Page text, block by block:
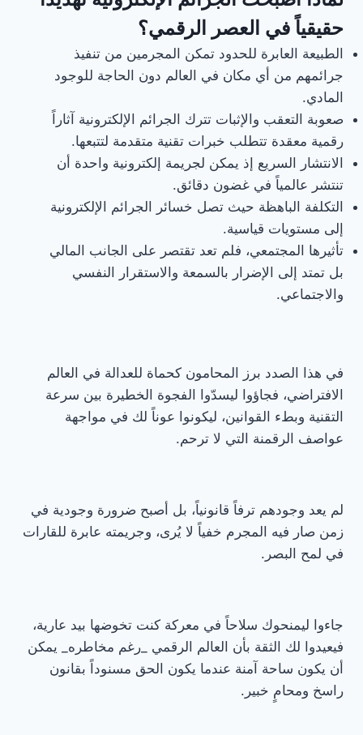
حقيقياً في العصر الرقمي؟
الطبيعة العابرة للحدود تمكن المجرمين من تنفيذ
جرائمهم من أي مكان في العالم دون الحاجة للوجود
المادي.
صعوبة التعقب والإثبات تترك الجرائم الإلكترونية آثاراً
رقمية معقدة تتطلب خبرات تقنية متقدمة لتتبعها.
الانتشار السريع إذ يمكن لجريمة إلكترونية واحدة أن
تنتشر عالمياً في غضون دقائق.
التكلفة الباهظة حيث تصل خسائر الجرائم الإلكترونية
إلى مستويات قياسية.
تأثيرها المجتمعي، فلم تعد تقتصر على الجانب المالي
بل تمتد إلى الإضرار بالسمعة والاستقرار النفسي
والاجتماعي.
في هذا الصدد برز المحامون كحماة للعدالة في العالم
الافتراضي، فجاؤوا ليسدّوا الفجوة الخطيرة بين سرعة
التقنية وبطء القوانين، ليكونوا عوناً لك في مواجهة
عواصف الرقمنة التي لا ترحم.
لم يعد وجودهم ترفاً قانونياً، بل أصبح ضرورة وجودية في
زمن صار فيه المجرم خفياً لا يُرى، وجريمته عابرة للقارات
في لمح البصر.
جاءوا ليمنحوك سلاحاً في معركة كنت تخوضها بيد عارية،
فيعيدوا لك الثقة بأن العالم الرقمي _رغم مخاطره_ يمكن
أن يكون ساحة آمنة عندما يكون الحق مسنوداً بقانون
راسخ ومحامٍ خبير.